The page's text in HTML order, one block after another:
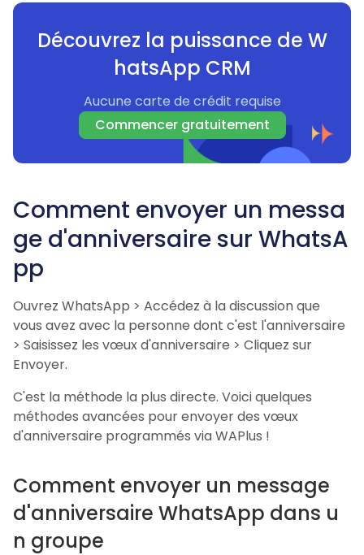
Découvrez la puissance de W
hatsApp CRM
Aucune carte de crédit requise
Commencer gratuitement
Comment envoyer un messa
ge d'anniversaire sur WhatsA
pp
Ouvrez WhatsApp > Accédez à la discussion que
vous avez avec la personne dont c'est l'anniversaire
> Saisissez les vœux d'anniversaire > Cliquez sur
Envoyer.
C'est la méthode la plus directe. Voici quelques
méthodes avancées pour envoyer des vœux
d'anniversaire programmés via WAPlus !
Comment envoyer un message
d'anniversaire WhatsApp dans u
n groupe